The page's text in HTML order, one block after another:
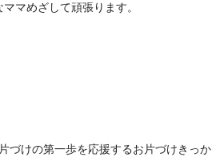
マめざして頑張ります。
づけの第一歩を応援するお片づけきっか